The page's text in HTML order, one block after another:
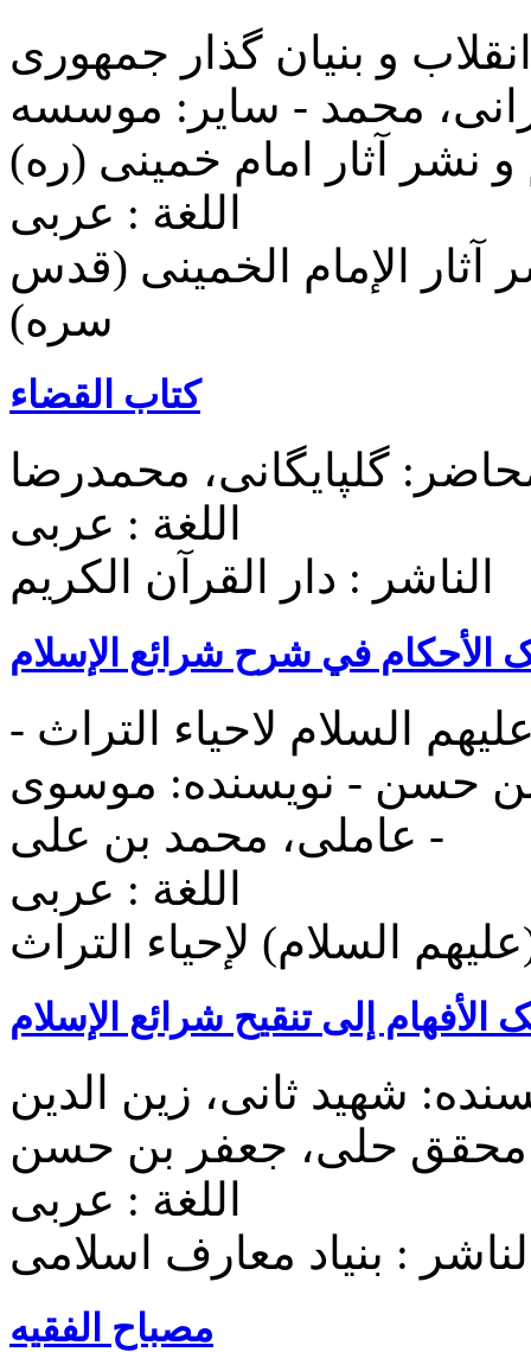
و بنیان گذار جمهوری
محمد - سایر: موسسه
اللغة : عربی
الإمام الخمینی (قدس
سره)
کتاب القضاء
گلپایگانی، محمدرضا
اللغة : عربی
الناشر : دار القرآن الکريم
الأحکام في شرح شرائع الإسلام
السلام لاحیاء التراث -
حسن - نویسنده: موسوی
عاملی، محمد بن علی -
اللغة : عربی
السلام) لإحیاء التراث
الأفهام إلی تنقیح شرائع الإسلام
شهید ثانی، زین‌ الدین
اللغة : عربی
: بنیاد معارف اسلامی
مصباح الفقیه